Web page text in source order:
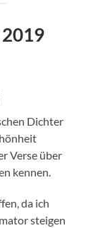
Dichter
Verse über
kennen.
da ich
steigen